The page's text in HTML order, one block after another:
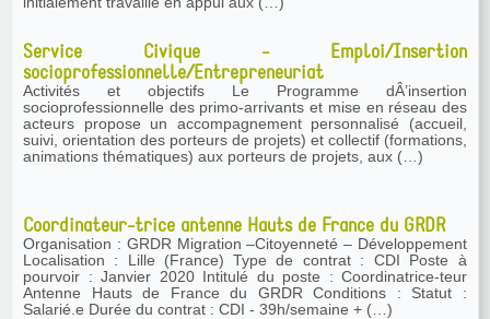
Service Civique - Emploi/Insertion
socioprofessionnelle/Entrepreneuriat
Activités et objectifs Le Programme dÂ’insertion
socioprofessionnelle des primo-arrivants et mise en réseau des
acteurs propose un accompagnement personnalisé (accueil,
suivi, orientation des porteurs de projets) et collectif (formations,
animations thématiques) aux porteurs de projets, aux (…)
Coordinateur-trice antenne Hauts de France du GRDR
Organisation : GRDR Migration –Citoyenneté – Développement
Localisation : Lille (France) Type de contrat : CDI Poste à
pourvoir : Janvier 2020 Intitulé du poste : Coordinatrice-teur
Antenne Hauts de France du GRDR Conditions : Statut :
Salarié.e Durée du contrat : CDI - 39h/semaine + (…)